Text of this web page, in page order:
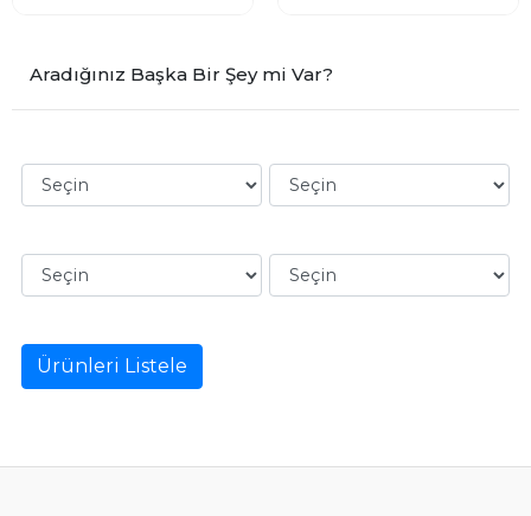
Aradığınız Başka Bir Şey mi Var?
Ürünleri Listele